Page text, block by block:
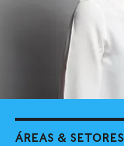
ÁREAS & SETORES